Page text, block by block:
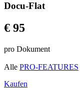
Docu-Flat
€ 95
pro Dokument
Alle PRO-FEATURES
Kaufen